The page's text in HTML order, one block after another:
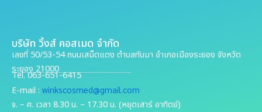
บริษัท วิ้งส์ คอสเมด จำกัด
เลขที่ 50/53-54 ถนนเสม็ดแดง ตำบลทับมา อำเภอเมืองระยอง จังหวัด
ระยอง 21000
Tel. 063-651-6415
E-mail : winkscosmed@gmail.com
จ. – ศ. เวลา 8.30 น. – 17.30 น. (หยุดเสาร์ อาทิตย์)